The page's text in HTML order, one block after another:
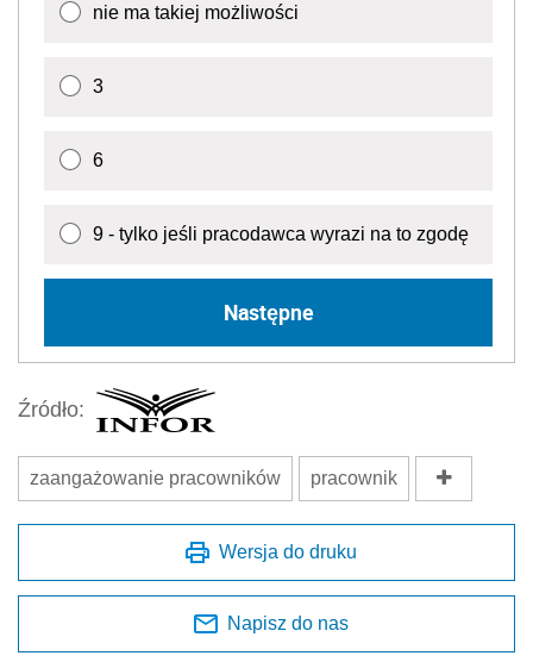
nie ma takiej możliwości
3
6
9 - tylko jeśli pracodawca wyrazi na to zgodę
Następne
Źródło:
zaangażowanie pracowników pracownik
Wersja do druku
Napisz do nas